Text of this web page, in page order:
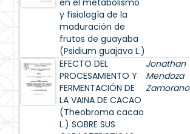
en el metabolismo
y fisiología de la
maduración de
frutos de guayaba
(Psidium guajava L.)
EFECTO DEL
PROCESAMIENTO Y
FERMENTACIÓN DE
LA VAINA DE CACAO
(Theobroma cacao
L.) SOBRE SUS
Jonathan
Mendoza
Zamorano